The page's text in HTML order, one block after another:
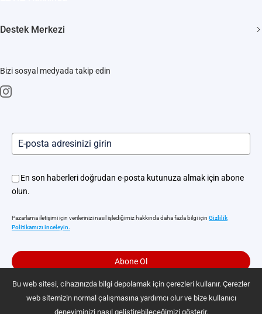
Haber odası
Trust Center
Destek Merkezi
İndir
Akıllı Kilit Servisleri
Yerinde Hizmet
Bizi sosyal medyada takip edin
En son haberleri doğrudan e-posta kutunuza almak için abone
olun.
Pazarlama iletişimi için verilerinizi nasıl işlediğimiz hakkında daha fazla bilgi için Gizlilik
Politikamızı inceleyin.
Abone Ol
Bu web sitesi, cihazınızda bilgi depolamak için çerezleri kullanır. Çerezler
web sitemizin normal çalışmasına yardımcı olur ve bize kullanıcı
deneyiminizi nasıl geliştirebileceğimizi gösterir.